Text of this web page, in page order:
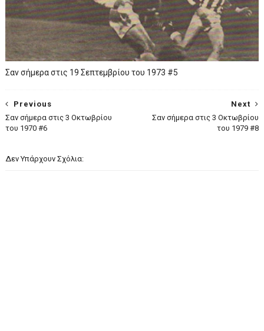
Σαν σήμερα στις 19 Σεπτεμβρίου του 1973 #5
Next
Σαν σήμερα στις 3 Οκτωβρίου
του 1979 #8
Previous
Σαν σήμερα στις 3 Οκτωβρίου
του 1970 #6
Δεν Υπάρχουν Σχόλια: